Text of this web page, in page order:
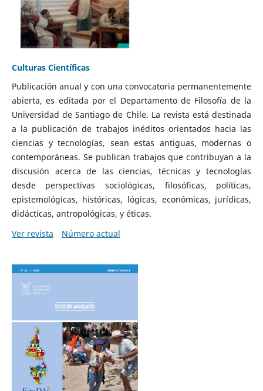
Culturas Científicas
Publicación anual y con una convocatoria permanentemente
abierta, es editada por el Departamento de Filosofía de la
Universidad de Santiago de Chile. La revista está destinada
a la publicación de trabajos inéditos orientados hacia las
ciencias y tecnologías, sean estas antiguas, modernas o
contemporáneas. Se publican trabajos que contribuyan a la
discusión acerca de las ciencias, técnicas y tecnologías
desde perspectivas sociológicas, filosóficas, políticas,
epistemológicas, históricas, lógicas, económicas, jurídicas,
didácticas, antropológicas, y éticas.
Ver revista
Número actual